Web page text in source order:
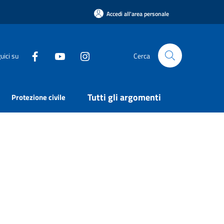
Accedi all'area personale
su Cerca
Protezione civile Tutti gli argomenti